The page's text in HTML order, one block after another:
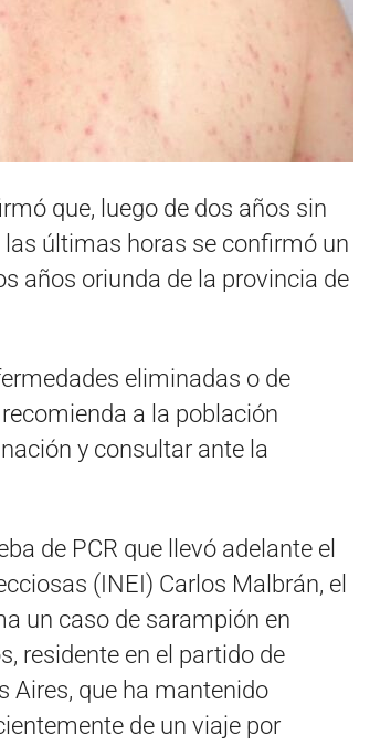
que, luego de dos años sin
últimas horas se confirmó un
años oriunda de la provincia de
eliminadas o de
a la población
y consultar ante la
de PCR que llevó adelante el
(INEI) Carlos Malbrán, el
un caso de sarampión en
residente en el partido de
Aires, que ha mantenido
de un viaje por